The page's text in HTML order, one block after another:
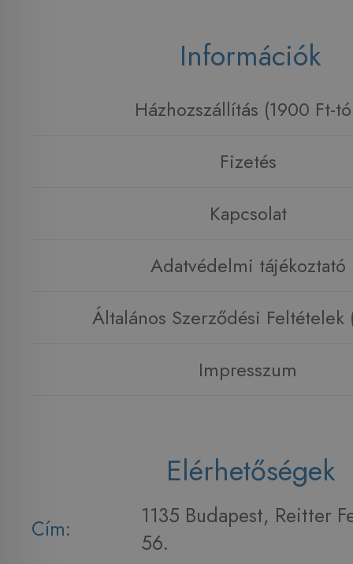
Információk
Házhozszállítás (1900 Ft-
Fizetés
Kapcsolat
Adatvédelmi tájékoztató
Általános Szerződési Feltételek
Impresszum
Elérhetőségek
Cím:
1135 Budapest, Reitter
56.